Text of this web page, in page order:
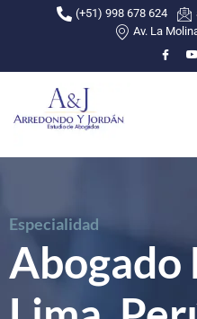
to
content
(+51) 998 678 624
Av. La
Especialidad
Abogado